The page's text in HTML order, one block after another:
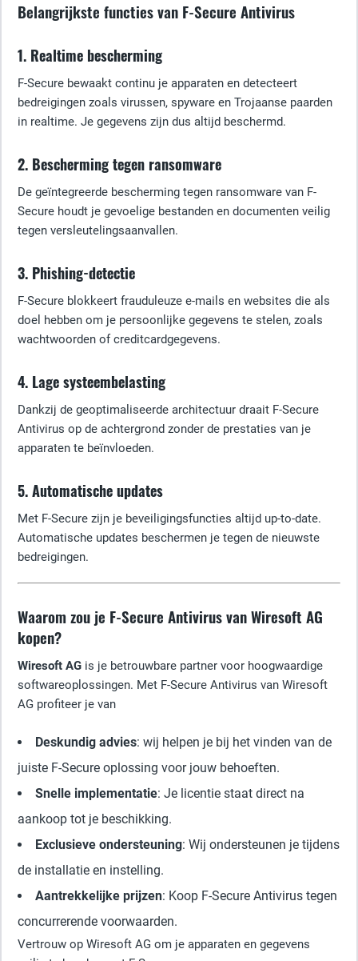
Belangrijkste functies van F-Secure Antivirus
1. Realtime bescherming
F-Secure bewaakt continu je apparaten en detecteert
bedreigingen zoals virussen, spyware en Trojaanse paarden
in realtime. Je gegevens zijn dus altijd beschermd.
2. Bescherming tegen ransomware
De geïntegreerde bescherming tegen ransomware van F-
Secure houdt je gevoelige bestanden en documenten veilig
tegen versleutelingsaanvallen.
3. Phishing-detectie
F-Secure blokkeert frauduleuze e-mails en websites die als
doel hebben om je persoonlijke gegevens te stelen, zoals
wachtwoorden of creditcardgegevens.
4. Lage systeembelasting
Dankzij de geoptimaliseerde architectuur draait F-Secure
Antivirus op de achtergrond zonder de prestaties van je
apparaten te beïnvloeden.
5. Automatische updates
Met F-Secure zijn je beveiligingsfuncties altijd up-to-date.
Automatische updates beschermen je tegen de nieuwste
bedreigingen.
Waarom zou je F-Secure Antivirus van Wiresoft AG
kopen?
Wiresoft AG is je betrouwbare partner voor hoogwaardige
softwareoplossingen. Met F-Secure Antivirus van Wiresoft
AG profiteer je van
Deskundig advies: wij helpen je bij het vinden van de
juiste F-Secure oplossing voor jouw behoeften.
Snelle implementatie: Je licentie staat direct na
aankoop tot je beschikking.
Exclusieve ondersteuning: Wij ondersteunen je tijdens
de installatie en instelling.
Aantrekkelijke prijzen: Koop F-Secure Antivirus tegen
concurrerende voorwaarden.
Vertrouw op Wiresoft AG om je apparaten en gegevens